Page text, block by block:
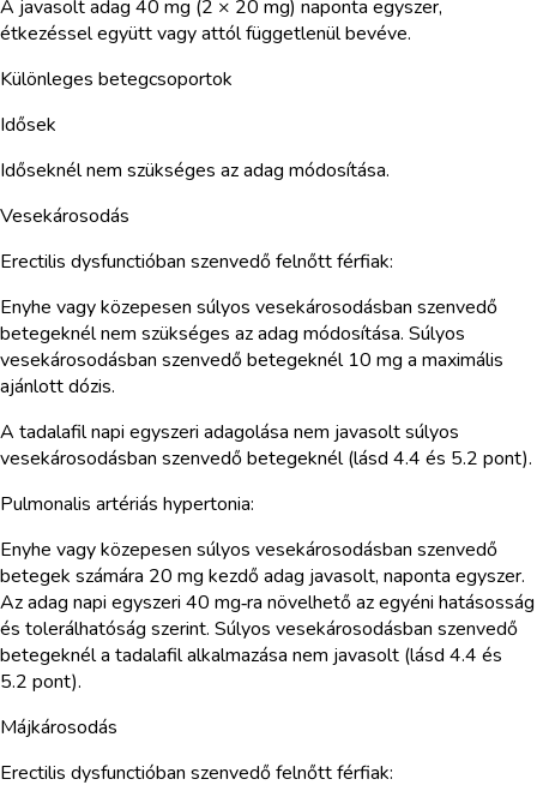
A javasolt adag 40 mg (2 × 20 mg) naponta egyszer,
étkezéssel együtt vagy attól függetlenül bevéve.
Különleges betegcsoportok
Idősek
Időseknél nem szükséges az adag módosítása.
Vesekárosodás
Erectilis dysfunctióban szenvedő felnőtt férfiak:
Enyhe vagy közepesen súlyos vesekárosodásban szenvedő
betegeknél nem szükséges az adag módosítása. Súlyos
vesekárosodásban szenvedő betegeknél 10 mg a maximális
ajánlott dózis.
A tadalafil napi egyszeri adagolása nem javasolt súlyos
vesekárosodásban szenvedő betegeknél (lásd 4.4 és 5.2 pont).
Pulmonalis artériás hypertonia:
Enyhe vagy közepesen súlyos vesekárosodásban szenvedő
betegek számára 20 mg kezdő adag javasolt, naponta egyszer.
Az adag napi egyszeri 40 mg‑ra növelhető az egyéni hatásosság
és tolerálhatóság szerint. Súlyos vesekárosodásban szenvedő
betegeknél a tadalafil alkalmazása nem javasolt (lásd 4.4 és
5.2 pont).
Májkárosodás
Erectilis dysfunctióban szenvedő felnőtt férfiak: